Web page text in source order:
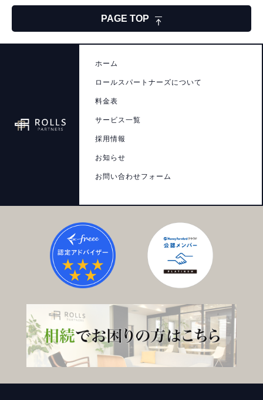
PAGE TOP
ホーム
ロールスパートナーズについて
料金表
サービス一覧
採用情報
お知らせ
お問い合わせフォーム